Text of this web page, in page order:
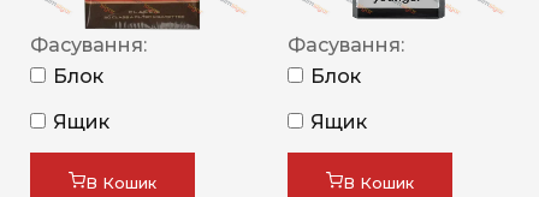
Фасування:
Блок
Ящик
В Кошик
Фасування:
Блок
Ящик
В Кошик